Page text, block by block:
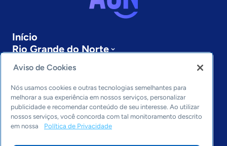
Início
Rio Grande do Norte
Sobre a ASN
Últimas notícias
Entre em contato
Editorias
Economia & Política
Inovação & Tecnologia
Cultura empreendedora
Aviso de Cookies
Nós usamos cookies e outras tecnologias semelhantes para
melhorar a sua experiência em nossos serviços, personalizar
publicidade e recomendar conteúdo de seu interesse. Ao utilizar
nossos serviços, você concorda com tal monitoramento descrito
em nossa
Política de Privacidade